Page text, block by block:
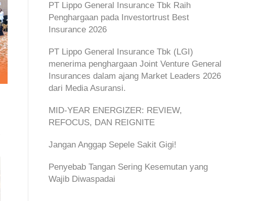
PT Lippo General Insurance Tbk Raih
Penghargaan pada Investortrust Best
Insurance 2026
PT Lippo General Insurance Tbk (LGI)
menerima penghargaan Joint Venture General
Insurances dalam ajang Market Leaders 2026
dari Media Asuransi.
MID-YEAR ENERGIZER: REVIEW,
REFOCUS, DAN REIGNITE
Jangan Anggap Sepele Sakit Gigi!
Penyebab Tangan Sering Kesemutan yang
Wajib Diwaspadai